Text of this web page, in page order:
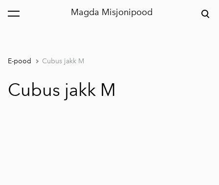
Magda Misjonipood
lisati ostukorvi. Vaata ostukorvi
E-pood Cubus jakk M
Cubus jakk M